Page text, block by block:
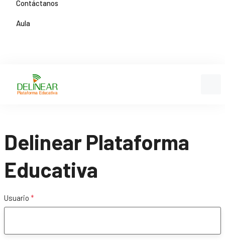
Contáctanos
Aula
Delinear Plataforma
Educativa
Usuario *